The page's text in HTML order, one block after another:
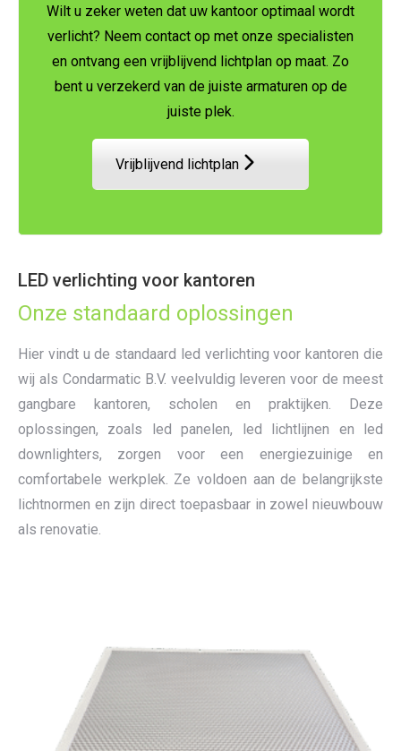
Wilt u zeker weten dat uw kantoor optimaal wordt
verlicht? Neem contact op met onze specialisten
en ontvang een vrijblijvend lichtplan op maat. Zo
bent u verzekerd van de juiste armaturen op de
juiste plek.
Vrijblijvend lichtplan
LED verlichting voor kantoren
Onze standaard oplossingen
Hier vindt u de standaard led verlichting voor kantoren die
wij als Condarmatic B.V. veelvuldig leveren voor de meest
gangbare kantoren, scholen en praktijken. Deze
oplossingen, zoals led panelen, led lichtlijnen en led
downlighters, zorgen voor een energiezuinige en
comfortabele werkplek. Ze voldoen aan de belangrijkste
lichtnormen en zijn direct toepasbaar in zowel nieuwbouw
als renovatie.